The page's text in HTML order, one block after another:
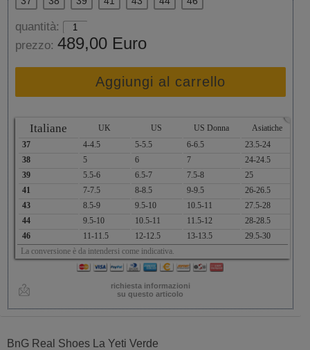
quantità:
prezzo: 489,00 Euro
Aggiungi al carrello
Italiane UK US US Donna
Asiatiche
37
4-4.5 5-5.5 6-6.5
23.5-24
38
5 6 7
24-24.5
39
5.5-6 6.5-7 7.5-8
25
41
7-7.5 8-8.5 9-9.5
26-26.5
43
8.5-9 9.5-10 10.5-11
27.5-28
44
9.5-10 10.5-11 11.5-12
28-28.5
46
11-11.5 12-12.5 13-13.5
29.5-30
La conversione è da intendersi come indicativa.
x
richiesta informazioni
su questo articolo
BnG Real Shoes La Yeti Verde